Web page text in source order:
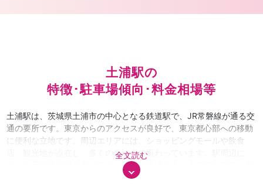
土浦駅の
特徴･駐車場傾向･料金相場等
全文読む
土浦駅は、茨城県土浦市の中心となる鉄道駅で、JR常磐線が通る交
通の要所です。東京からのアクセスが良好で、東京都心部への移動
に便利な立地です。周辺エリアには、ショッピングモールや飲食
店、観光地が点在し、多くの来訪者で賑わっています。駅周辺に
は、地元住民や観光客が集まり、地域経済を支える重要な商業・文
化の拠点となっています。例えば、駅直結の「土浦駅ビル」や「イ